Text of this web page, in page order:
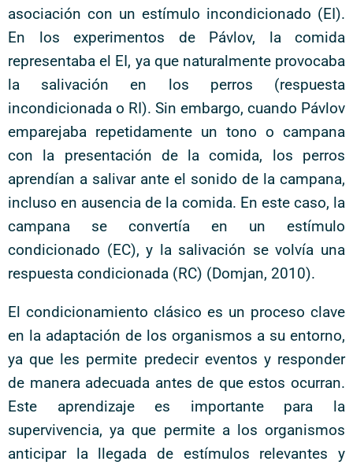
asociación con un estímulo incondicionado (EI).
En los experimentos de Pávlov, la comida
representaba el EI, ya que naturalmente provocaba
la salivación en los perros (respuesta
incondicionada o RI). Sin embargo, cuando Pávlov
emparejaba repetidamente un tono o campana
con la presentación de la comida, los perros
aprendían a salivar ante el sonido de la campana,
incluso en ausencia de la comida. En este caso, la
campana se convertía en un estímulo
condicionado (EC), y la salivación se volvía una
respuesta condicionada (RC) (Domjan, 2010).
El condicionamiento clásico es un proceso clave
en la adaptación de los organismos a su entorno,
ya que les permite predecir eventos y responder
de manera adecuada antes de que estos ocurran.
Este aprendizaje es importante para la
supervivencia, ya que permite a los organismos
anticipar la llegada de estímulos relevantes y